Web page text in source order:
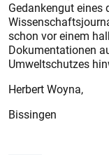
Gedankengut eines
schon vor einem
Dokumentationen
Umweltschutzes
Herbert Woyna,
Bissingen